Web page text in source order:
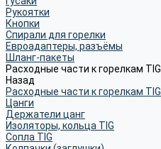
Рукоятки
Кнопки
Спирали для горелки
Евроадаптеры, разъёмы
Шланг-пакеты
Расходные части к горелкам TIG
Назад
Расходные части к горелкам TIG
Цанги
Держатели цанг
Изоляторы, кольца TIG
Сопла TIG